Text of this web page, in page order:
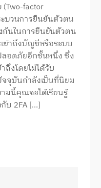
factor
ะบวนการยืนยันตัวตน
นในการยืนยันตัวตน
ข้าถึงบัญชีหรือระบบ
ลอดภัยอีกชั้นหนึ่ง ซึ่ง
ถึงโดยไม่ได้รับ
จุบันกําลังเป็นที่นิยม
มนี้คุณจะได้เรียนรู้
บ 2FA […]